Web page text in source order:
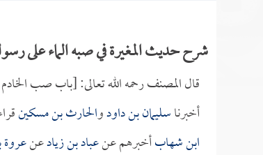
شرح حديث المغيرة في صبه الماء على
قال المصنف رحمه الله تعالى: [باب صب
أخبرناسليمان بن داودوالحارث بن مسكين
ابن شهابأخبرهم عنعباد بن زيادعنعروة